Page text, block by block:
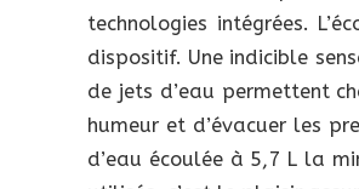
technologies intégrées.
dispositif. Une indicible
de jets d’eau permettent
humeur et d’évacuer les
d’eau écoulée à 5,7 L la